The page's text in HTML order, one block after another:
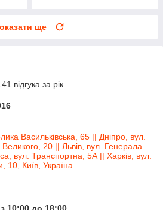
ще
відгука за рік
Васильківська, 65 || Дніпро, вул.
20 || Львів, вул. Генерала
вул. Транспортна, 5А || Харків, вул.
10, Київ, Україна